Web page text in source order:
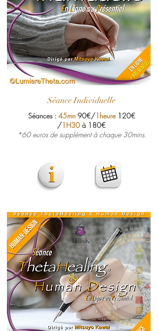
Séance Individuelle
Séances : 45mn90€/1heure 1 20€
/1H30 à 180€
*60 euros de supplément à chaque 30mins.